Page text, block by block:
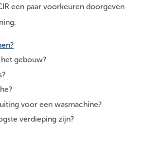
een paar voorkeuren doorgeven
gebouw?
voor een wasmachine?
verdieping zijn?